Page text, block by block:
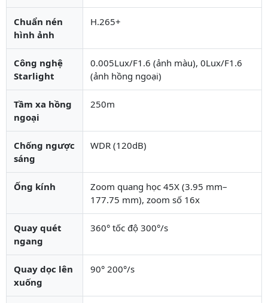
Chuẩn nén
hình ảnh
H.265+
Công nghệ
Starlight
0.005Lux/F1.6 (ảnh màu), 0Lux/F1.6
(ảnh hồng ngoại)
Tầm xa hồng
ngoại
250m
Chống ngược
sáng
WDR (120dB)
Ống kính
Zoom quang học 45X (3.95 mm–
177.75 mm), zoom số 16x
Quay quét
ngang
360° tốc độ 300°/s
Quay dọc lên
xuống
90° 200°/s